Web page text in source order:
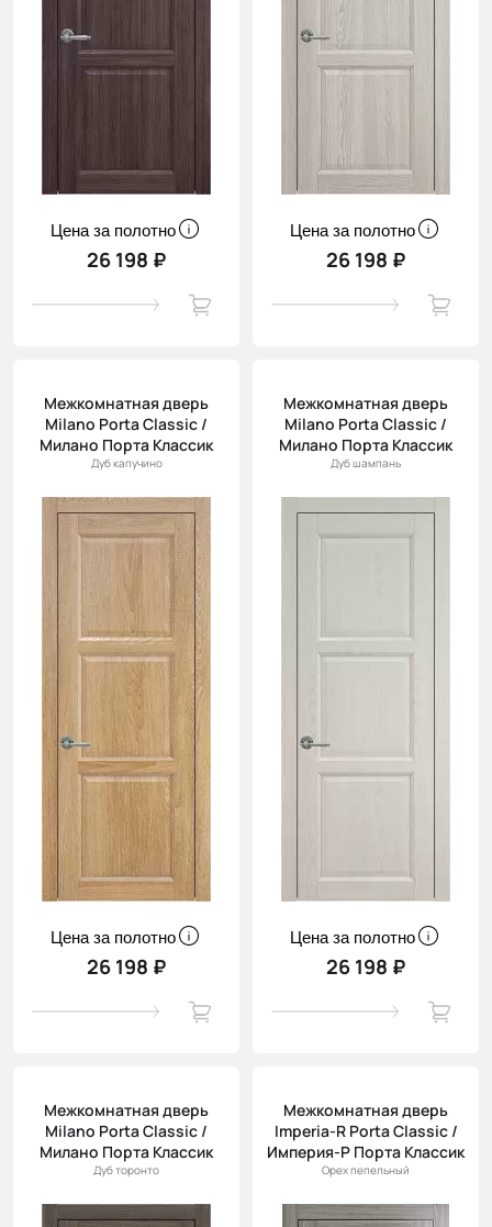
Цена за полотно
26 198 ₽
Цена за полотно
26 198 ₽
Межкомнатная дверь
Milano Porta Classic /
Милано Порта Классик
Дуб капучино
Цена за полотно
26 198 ₽
Межкомнатная дверь
Milano Porta Classic /
Милано Порта Классик
Дуб шампань
Цена за полотно
26 198 ₽
Межкомнатная дверь
Milano Porta Classic /
Милано Порта Классик
Дуб торонто
Межкомнатная дверь
Imperia-R Porta Classic /
Империя-Р Порта Классик
Орех пепельный